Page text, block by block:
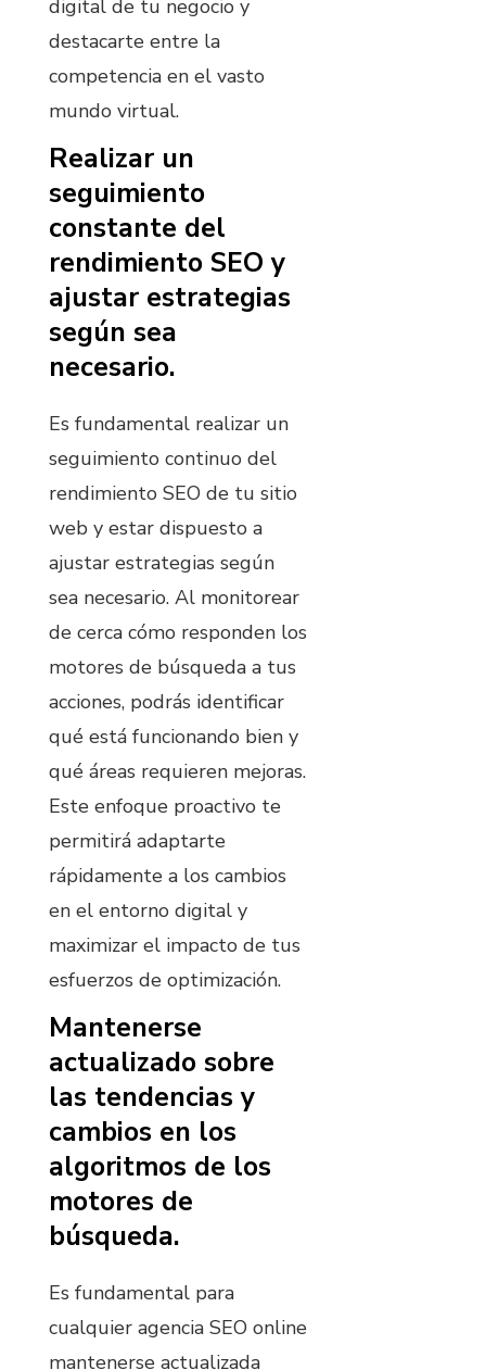
digital de tu negocio y
destacarte entre la
competencia en el vasto
mundo virtual.
Realizar un
seguimiento
constante del
rendimiento SEO y
ajustar estrategias
según sea
necesario.
Es fundamental realizar un
seguimiento continuo del
rendimiento SEO de tu sitio
web y estar dispuesto a
ajustar estrategias según
sea necesario. Al monitorear
de cerca cómo responden los
motores de búsqueda a tus
acciones, podrás identificar
qué está funcionando bien y
qué áreas requieren mejoras.
Este enfoque proactivo te
permitirá adaptarte
rápidamente a los cambios
en el entorno digital y
maximizar el impacto de tus
esfuerzos de optimización.
Mantenerse
actualizado sobre
las tendencias y
cambios en los
algoritmos de los
motores de
búsqueda.
Es fundamental para
cualquier agencia SEO online
mantenerse actualizada